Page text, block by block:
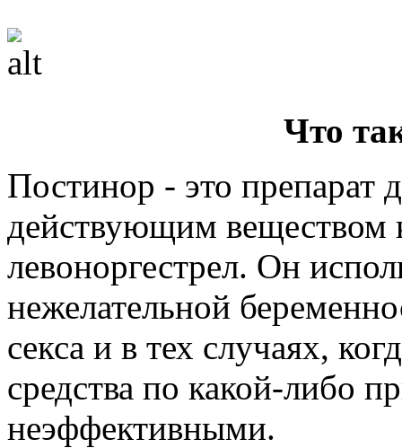
Что
Постинор - это препарат
действующим веществом
левоноргестрел. Он
нежелательной
секса и в тех случаях,
средства по какой-либо
неэффективными.